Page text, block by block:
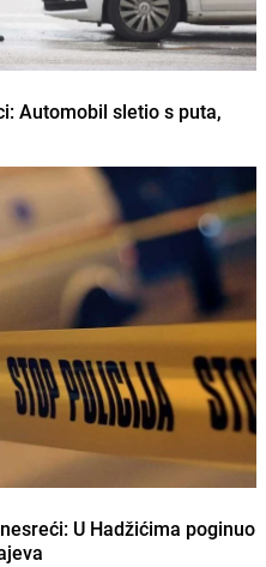
Automobil sletio s puta,
U Hadžićima poginuo